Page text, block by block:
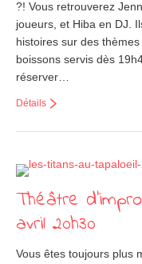
?! Vous retrouverez
joueurs, et Hiba en DJ.
histoires sur des
boissons servis dès
réserver…
Détails
Théâtre
avril 20h30
Vous êtes toujours plus